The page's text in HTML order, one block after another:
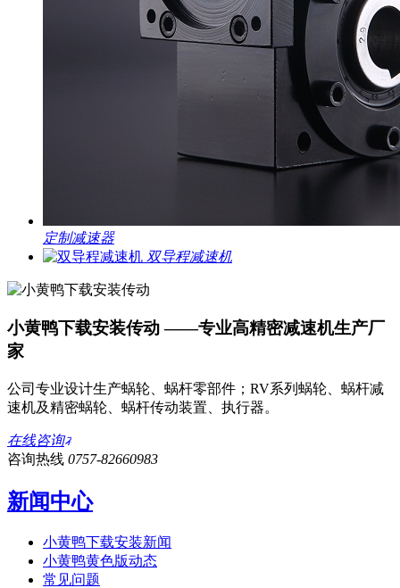
定制减速器
双导程减速机
小黄鸭下载安装传动 ——专业高精密减速机生产厂
家
公司专业设计生产蜗轮、蜗杆零部件；RV系列蜗轮、蜗杆减
速机及精密蜗轮、蜗杆传动装置、执行器。
在线咨询
咨询热线 0757-82660983
新闻中心
小黄鸭下载安装新闻
小黄鸭黄色版动态
常见问题